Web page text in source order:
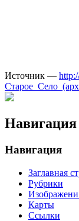
Источник —
Навигация
Навигация
Заглавная
Рубрики
Карты
Ссылки